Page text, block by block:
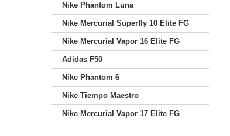
Nike Phantom Luna
Nike Mercurial Superfly 10 Elite FG
Nike Mercurial Vapor 16 Elite FG
Adidas F50
Nike Phantom 6
Nike Tiempo Maestro
Nike Mercurial Vapor 17 Elite FG